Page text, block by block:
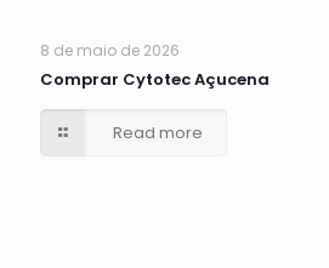
8 de maio de 2026
Comprar Cytotec Açucena
Read more